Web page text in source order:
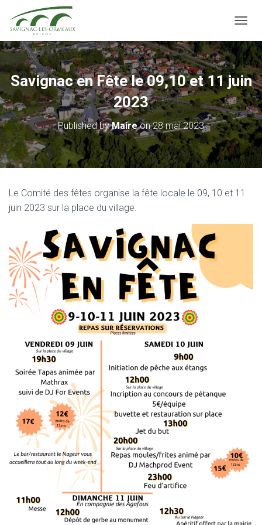
Savignac en Fête le 09,10 et 11 juin
2023
Published byMaireon28 mai 2023
Le Comité des fêtes organise la fête locale le 09, 10 et 11
juin 2023 sur la place du village.